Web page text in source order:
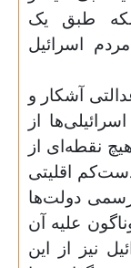
طبق یک
اسرائیل
آشکار و
از
نقطه‌ای از
اقلیتی
دولت‌ها
علیه آن
نیز از این